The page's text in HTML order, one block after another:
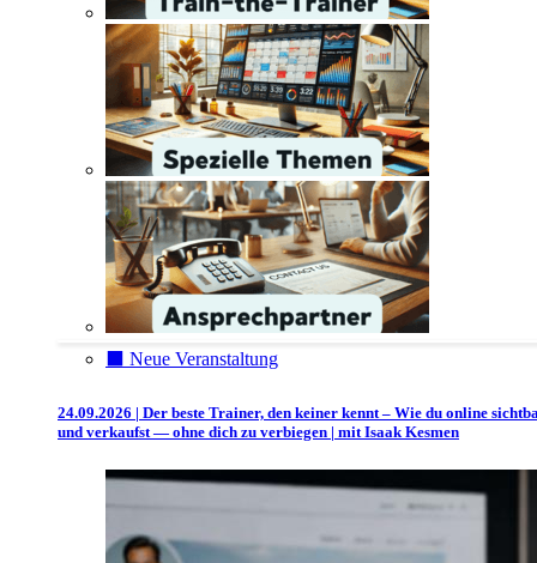
⬛️ Neue Veranstaltung
24.09.2026 | Der beste Trainer, den keiner kennt – Wie du online
und verkaufst — ohne dich zu verbiegen | mit Isaak Kesmen